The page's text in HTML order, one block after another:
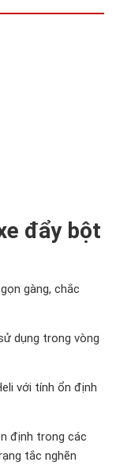
đẩy bột
gàng, chắc
dụng trong vòng
với tính ổn định
định trong các
tắc nghẽn